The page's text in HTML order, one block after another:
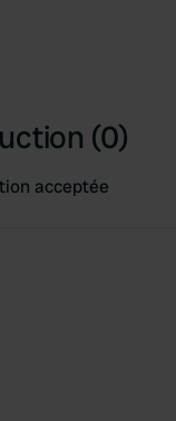
(0)
acceptée